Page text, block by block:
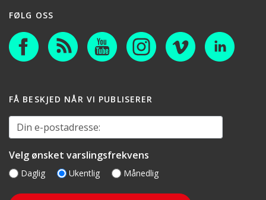
FØLG OSS
FÅ BESKJED NÅR VI PUBLISERER
Din e-postadresse:
Velg ønsket varslingsfrekvens
Daglig Ukentlig Månedlig